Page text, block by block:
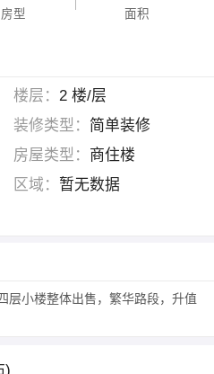
房型 面积
楼层： 2 楼/层
装修类型： 简单装修
房屋类型： 商住楼
区域： 暂无数据
层小楼整体出售，繁华路段，升值
)